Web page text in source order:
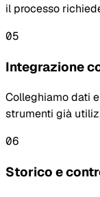
il processo
05
Integrazione
Colleghiamo dati
strumenti già
06
Storico e